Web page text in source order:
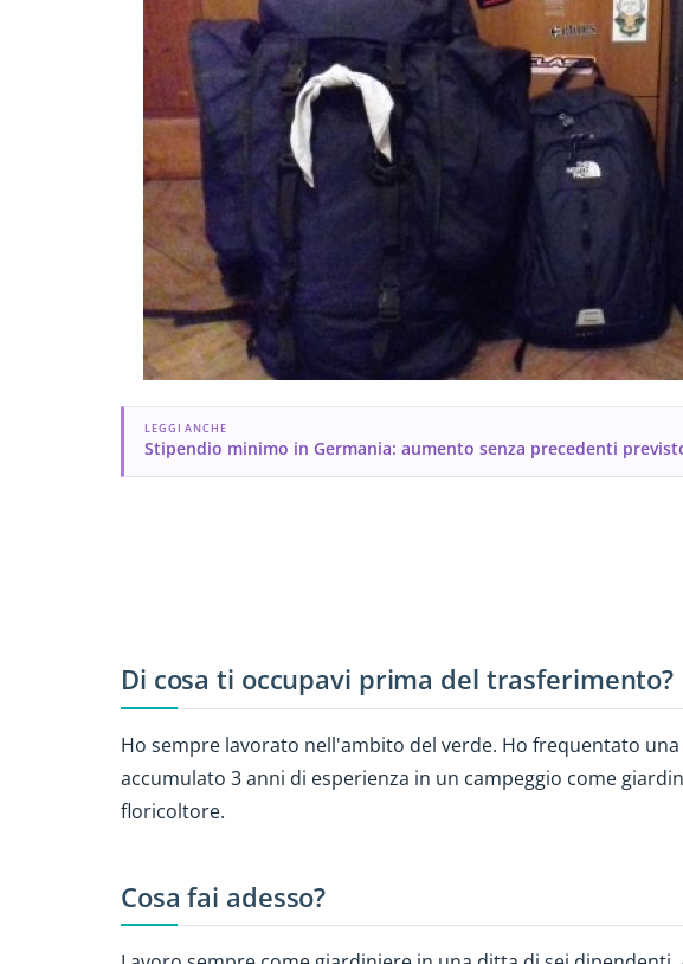
LEGGI ANCHE
Stipendio minimo in Germania: aumento senza precedenti
Di cosa ti occupavi prima del trasferimento?
Ho sempre lavorato nell'ambito del verde. Ho frequentato
accumulato 3 anni di esperienza in un campeggio come
floricoltore.
Cosa fai adesso?